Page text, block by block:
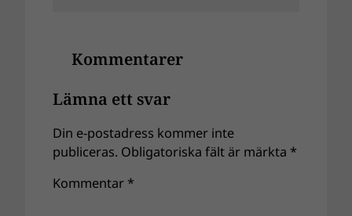
Kommentarer
Lämna ett svar
Din e-postadress kommer inte
publiceras. Obligatoriska fält är märkta *
Kommentar *